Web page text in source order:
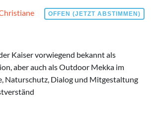
OFFEN (JETZT ABSTIMMEN)
Kaiser vorwiegend bekannt als
aber auch als Outdoor Mekka im
Naturschutz, Dialog und Mitgestaltung